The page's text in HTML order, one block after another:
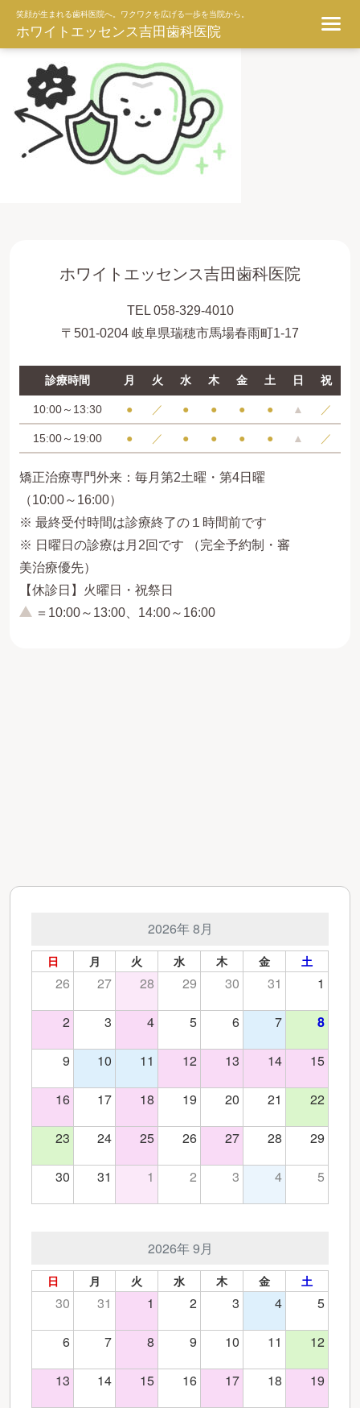
笑顔が生まれる歯科医院へ。ワクワクを広げる一歩を当院から。
ホワイトエッセンス吉田歯科医院
ggg
ホワイトエッセンス吉田歯科医院
TEL 058-329-4010
〒501-0204 岐阜県瑞穂市馬場春雨町1-17
診療時間 月 火 水 木 金 土 日 祝
10:00～13:30 ● ／ ● ● ● ● ▲ ／
15:00～19:00 ● ／ ● ● ● ● ▲ ／
矯正治療専門外来：毎月第2土曜・第4日曜
（10:00～16:00）
※ 最終受付時間は診療終了の１時間前です
※ 日曜日の診療は月2回です （完全予約制・審
美治療優先）
【休診日】火曜日・祝祭日
＝10:00～13:00、14:00～16:00
2026年 8月
日 月 火 水 木 金 土
26 27 28 29 30 31 1
2 3 4 5 6 7 8
9 10 11 12 13 14 15
16 17 18 19 20 21 22
23 24 25 26 27 28 29
30 31 1 2 3 4 5
2026年 9月
日 月 火 水 木 金 土
30 31 1 2 3 4 5
6 7 8 9 10 11 12
13 14 15 16 17 18 19